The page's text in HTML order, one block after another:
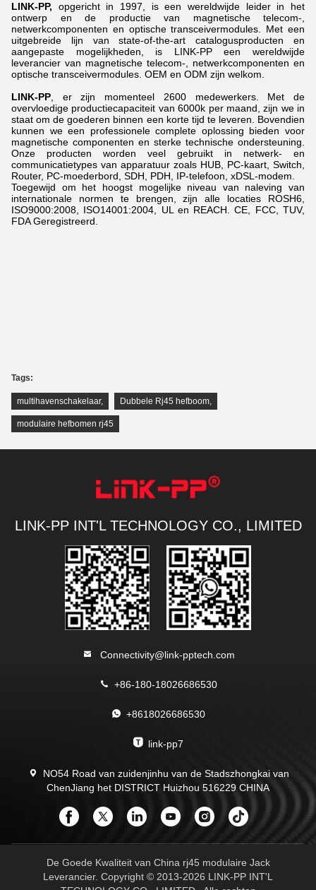
LINK-PP, opgericht in 1997, is een wereldwijde leider in het
ontwerp en de productie van magnetische telecom-,
netwerkcomponenten en optische transceivermodules. Met een
uitgebreide lijn van state-of-the-art catalogusproducten en
aangepaste mogelijkheden, is LINK-PP een wereldwijde
leverancier van magnetische telecom-, netwerkcomponenten en
optische transceivermodules. OEM en ODM zijn welkom.
LINK-PP, er zijn momenteel 2600 medewerkers. Met de
overvloedige productiecapaciteit van 6000k per maand, zijn we in
staat om de goederen binnen een korte tijd te leveren. Bovendien
kunnen we een professionele complete oplossing bieden voor
magnetische componenten en sterke technische ondersteuning.
Onze producten worden veel gebruikt in netwerk- en
communicatietypes van apparatuur zoals HUB, PC-kaart, Switch,
Router, PC-moederbord, SDH, PDH, IP-telefoon, xDSL-modem.
Toegewijd om het hoogst mogelijke niveau van naleving van
internationale normen te brengen, zijn alle locaties ROSH6,
ISO9000:2008, ISO14001:2004, UL en REACH. CE, FCC, TUV,
FDA Geregistreerd.
Tags:
multihavenschakelaar, Dubbele Rj45 hefboom,
modulaire hefbomen rj45
LINK-PP INT'L TECHNOLOGY CO., LIMITED
Connectivity@link-pptech.com
+86-180-18026686530
+8618026686530
link-pp7
NO54 Road van zuidenjinhu van de Stadszhongkai van
ChenJiang het DISTRICT Huizhou 516229 CHINA
De Goede Kwaliteit van China rj45 modulaire Jack
Leverancier. Copyright © 2013-2026 LINK-PP INT'L